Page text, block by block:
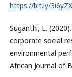
https://bit.ly/
Suganthi, L.
corporate social
environmental
African Journal of